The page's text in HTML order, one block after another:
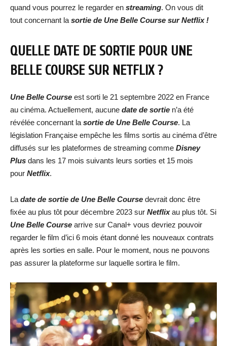
quand vous pourrez le regarder en streaming. On vous dit
tout concernant la sortie de Une Belle Course sur Netflix !
QUELLE DATE DE SORTIE POUR UNE
BELLE COURSESUR NETFLIX ?
Une Belle Course est sorti le 21 septembre 2022 en France
au cinéma. Actuellement, aucune date de sortie n’a été
révélée concernant la sortie de Une Belle Course. La
législation Française empêche les films sortis au cinéma d’être
diffusés sur les plateformes de streaming comme Disney
Plus dans les 17 mois suivants leurs sorties et 15 mois
pour Netflix.
La date de sortie de Une Belle Course devrait donc être
fixée au plus tôt pour décembre 2023 sur Netflixau plus tôt. Si
Une Belle Course arrive sur Canal+ vous devriez pouvoir
regarder le film d’ici 6 mois étant donné les nouveaux contrats
après les sorties en salle. Pour le moment, nous ne pouvons
pas assurer la plateforme sur laquelle sortira le film.